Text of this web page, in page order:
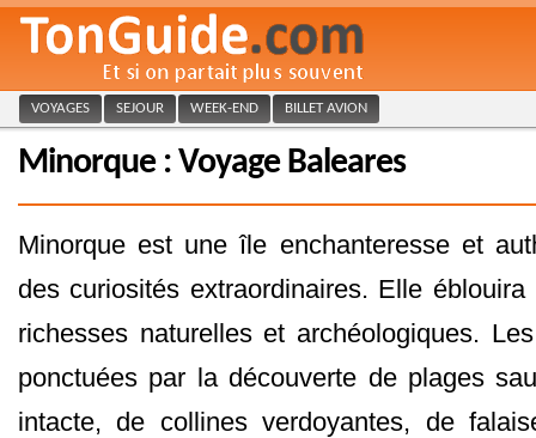
VOYAGES SEJOUR WEEK-END BILLET AVION
Minorque : Voyage Baleares
Minorque est une île enchanteresse et
des curiosités extraordinaires. Elle
richesses naturelles et archéologiques.
ponctuées par la découverte de plages
intacte, de collines verdoyantes, de